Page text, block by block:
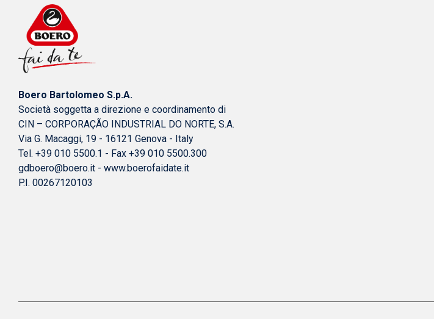
Boero Bartolomeo S.p.A.
Società soggetta a direzione e coordinamento di
CIN – CORPORAÇÃO INDUSTRIAL DO NORTE, S.A.
Via G. Macaggi, 19 - 16121 Genova - Italy
Tel. +39 010 5500.1 - Fax +39 010 5500.300
gdboero@boero.it - www.boerofaidate.it
P.I. 00267120103